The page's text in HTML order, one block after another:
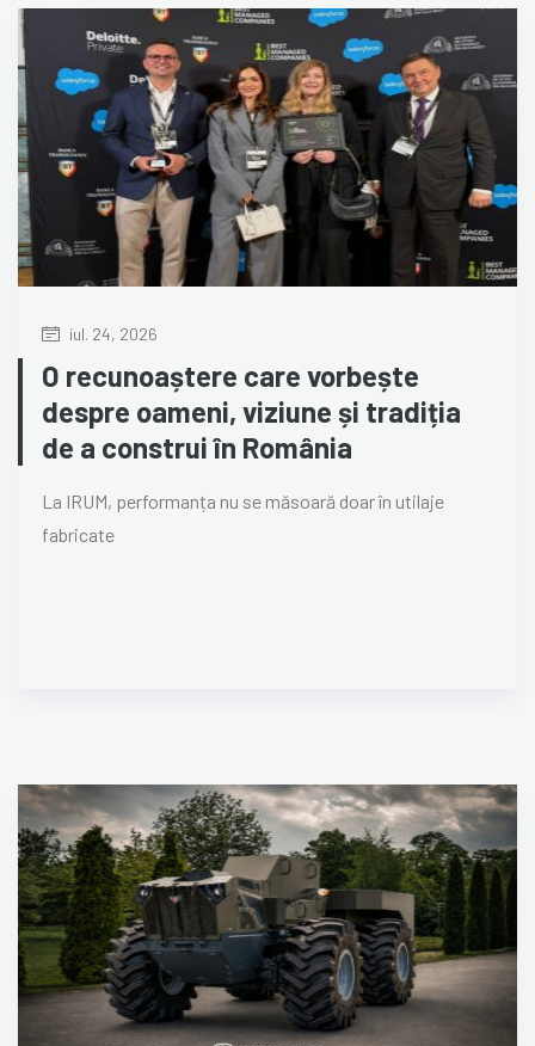
iul. 24, 2026
O recunoaștere care vorbește
despre oameni, viziune și tradiția
de a construi în România
La IRUM, performanța nu se măsoară doar în utilaje
fabricate